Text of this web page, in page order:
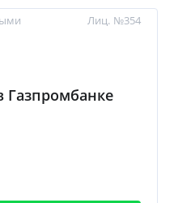
Лиц. №354